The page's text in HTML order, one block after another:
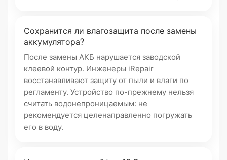
Сохранится ли влагозащита после замены
аккумулятора?
После замены АКБ нарушается заводской
клеевой контур. Инженеры iRepair
восстанавливают защиту от пыли и влаги по
регламенту. Устройство по-прежнему нельзя
считать водонепроницаемым: не
рекомендуется целенаправленно погружать
его в воду.